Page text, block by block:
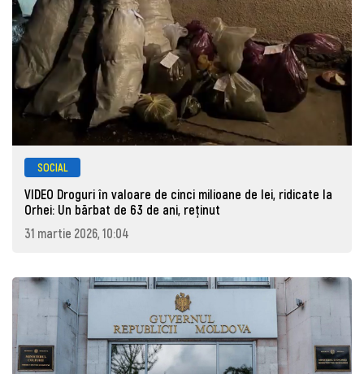
SOCIAL
VIDEO Droguri în valoare de cinci milioane de lei, ridicate la
Orhei: Un bărbat de 63 de ani, reţinut
31 martie 2026, 10:04